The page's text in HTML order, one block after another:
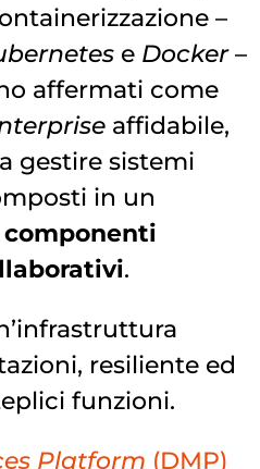
–
e Docker–
affermati come
affidabile,
gestire sistemi
in un
componenti
.
resiliente ed
funzioni.
Platform (DMP)